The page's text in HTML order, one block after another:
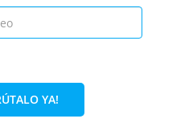
14,90€
YA!